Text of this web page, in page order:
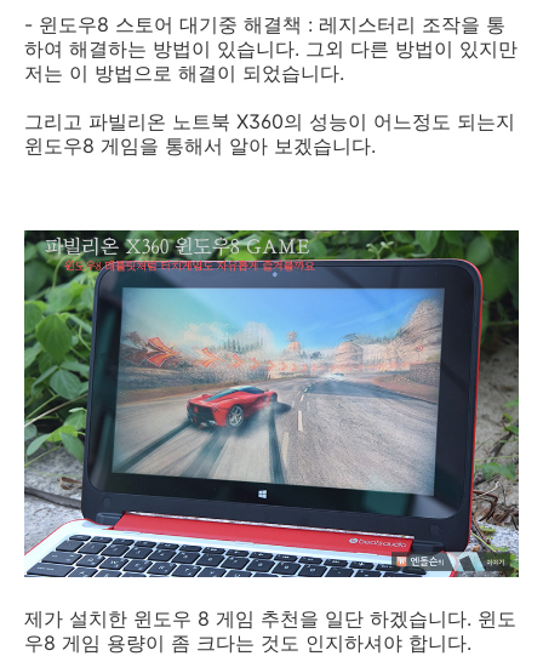
- 윈도우8 스토어 대기중 해결책 : 레지스터리 조작을 통
하여 해결하는 방법이 있습니다. 그외 다른 방법이 있지만
저는 이 방법으로 해결이 되었습니다.
그리고 파빌리온 노트북 X360의 성능이 어느정도 되는지
윈도우8 게임을 통해서 알아 보겠습니다.
제가 설치한 윈도우 8 게임 추천을 일단 하겠습니다. 윈도
우8 게임 용량이 좀 크다는 것도 인지하셔야 합니다.